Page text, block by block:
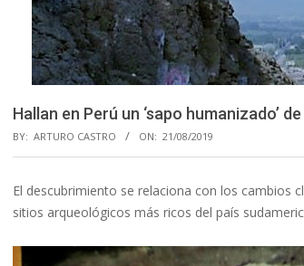
Hallan en Perú un ‘sapo humanizado’
BY: ARTURO CASTRO ON: 21/08/2019
El descubrimiento se relaciona con los cambios
sitios arqueológicos más ricos del país